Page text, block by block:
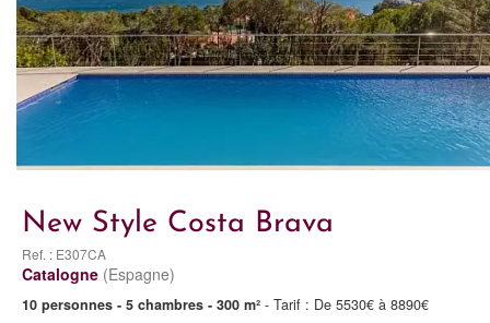
New Style Costa Brava
Ref. : E307CA
Catalogne (Espagne)
10 personnes - 5 chambres - 300 m² - Tarif : De 5530€ à 8890€